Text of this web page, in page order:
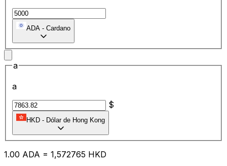
ADA - Cardano
a
a
$
HKD - Dólar de Hong Kong
1.00 ADA = 1,572765 HKD